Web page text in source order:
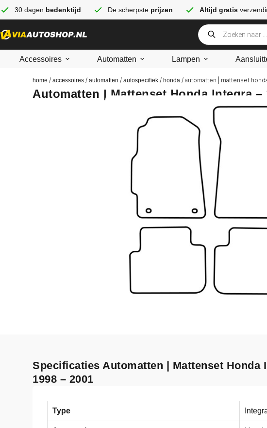
30 dagen bedenktijd De scherpste prijzen Altijd gratis
Accessoires Automatten Lampen
home /accessoires /automatten /autospecifiek /honda / automatten | mattenset
Automatten | Mattenset Honda Integra –
Specificaties Automatten | Mattenset Honda
1998 – 2001
Type